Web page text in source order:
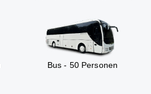
Bus - 50 Personen